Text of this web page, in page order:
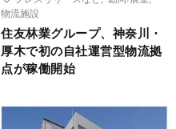
物流施設
住友林業グループ、神奈川・
厚木で初の自社運営型物流拠
点が稼働開始